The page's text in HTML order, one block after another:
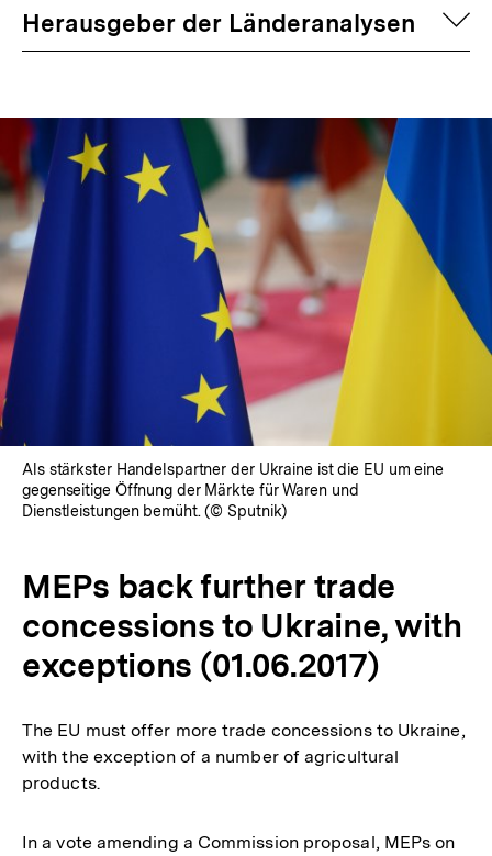
Herausgeber der Länderanalysen
Als stärkster Handelspartner der Ukraine ist die EU um eine
gegenseitige Öffnung der Märkte für Waren und
Dienstleistungen bemüht. (© Sputnik)
MEPs back further trade
concessions to Ukraine, with
exceptions (01.06.2017)
The EU must offer more trade concessions to Ukraine,
with the exception of a number of agricultural
products.
In a vote amending a Commission proposal, MEPs on